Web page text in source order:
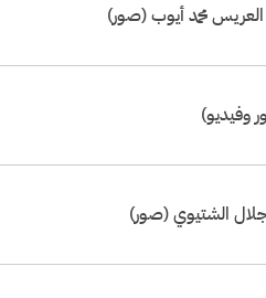
محمد أيوب (صور)
وفيديو)
جلال الشتيوي (صور)